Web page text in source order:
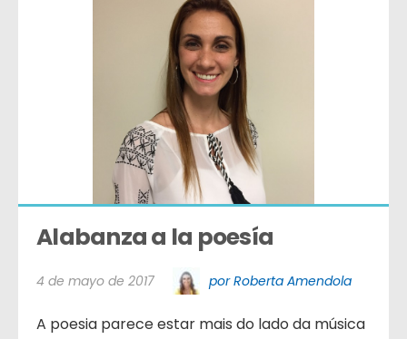
Alabanza a la poesía
4 de mayo de 2017 por Roberta Amendola
A poesia parece estar mais do lado da música